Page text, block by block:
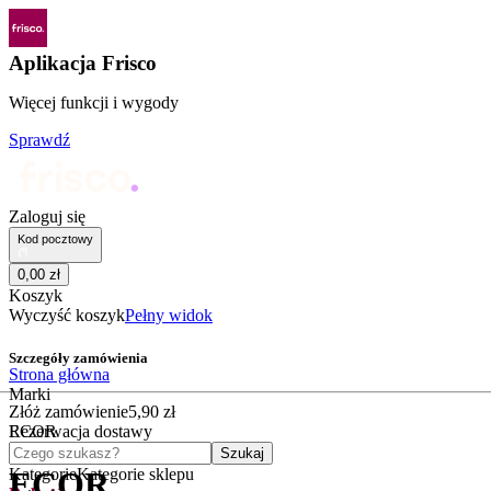
Aplikacja Frisco
Więcej funkcji i wygody
Sprawdź
Zaloguj się
Kod pocztowy
0,00 zł
Koszyk
Wyczyść koszykPełny widok
Szczegóły zamówienia
Złóż zamówienie5,90 zł
Rezerwacja dostawy
Czego szukasz?
Szukaj
KategorieKategorie sklepu
Strona główna
Marki
ECOR